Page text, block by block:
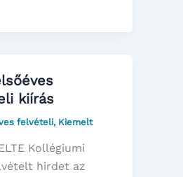
kiírás
felvételi, Kiemelt
Kollégiumi
hirdet az